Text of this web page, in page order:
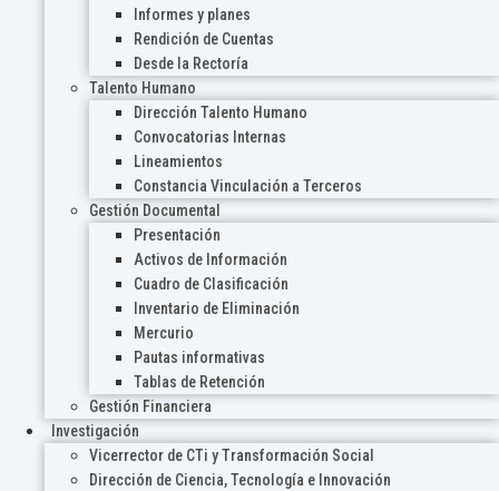
Informes y planes
Rendición de Cuentas
Desde la Rectoría
Talento Humano
Dirección Talento Humano
Convocatorias Internas
Lineamientos
Constancia Vinculación a Terceros
Gestión Documental
Presentación
Activos de Información
Cuadro de Clasificación
Inventario de Eliminación
Mercurio
Pautas informativas
Tablas de Retención
Gestión Financiera
Investigación
Vicerrector de CTi y Transformación Social
Dirección de Ciencia, Tecnología e Innovación